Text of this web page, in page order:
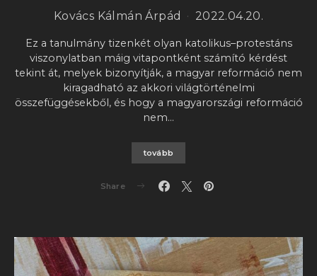
Kovács Kálmán Árpád 2022.04.20.
Ez a tanulmány tizenkét olyan katolikus–protestáns
viszonylatban máig vitapontként számító kérdést
tekint át, melyek bizonyítják, a magyar reformáció nem
kiragadható az akkori világtörténelmi
összefüggésekből, és hogy a magyarországi reformáció
nem…
tovább
Share